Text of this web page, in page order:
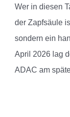
Wer in diesen
der Zapfsäule
sondern ein
April 2026 lag
ADAC am